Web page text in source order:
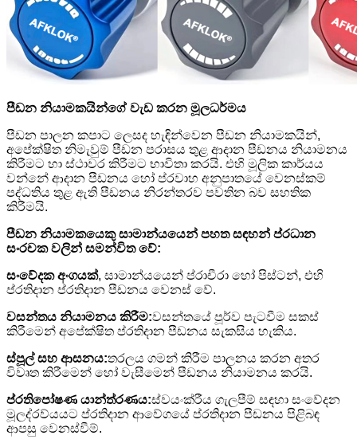
පීඩන නියාමකයින්ගේ වැඩ කරන මූලධර්මය
පීඩන පාලන කපාට ලෙසද හැඳින්වෙන පීඩන නියාමකයින්,
අපේක්ෂිත නිමැවුම් පීඩන පරාසය තුළ ආදාන පීඩනය නියාමනය
කිරීමට හා ස්ථාවර කිරීමට භාවිතා කරයි. එහි මූලික කාර්යය
වන්නේ ආදාන පීඩනය හෝ ප්රවාහ අනුපාතයේ වෙනස්කම්
පද්ධතිය තුළ ඇති පීඩනය නිරන්තරව පවතින බව සහතික
කිරීමයි.
පීඩන නියාමකයෙකු සාමාන්යයෙන් පහත සඳහන් ප්රධාන
සංරචක වලින් සමන්විත වේ:
සංවේදක අංගයක්, සාමාන්යයෙන් ප්රාචීරා හෝ පිස්ටන්, එහි
ප්රතිදාන ප්රතිදාන පීඩනය වෙනස් වේ.
වසන්තය නියාමනය කිරීම:වසන්තයේ පූර්ව පැටවීම සකස්
කිරීමෙන් අපේක්ෂිත ප්රතිදාන පීඩනය සැකසිය හැකිය.
ස්පූල් සහ ආසනය:තරලය ගමන් කිරීම පාලනය කරන අතර
විවෘත කිරීමෙන් හෝ වැසීමෙන් පීඩනය නියාමනය කරයි.
ප්රතිපෝෂණ යාන්ත්රණය:ස්වයංක්රීය ගැලපීම් සඳහා සංවේදන
මූලද්රව්යයට ප්රතිදාන ආවේගයේ ප්රතිදාන පීඩනය පිළිබඳ
ආපසු වෙනස්වීම්.